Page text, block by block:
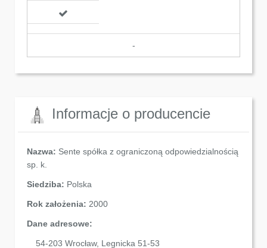
-
Informacje o producencie
Nazwa: Sente spółka z ograniczoną odpowiedzialnością
sp. k.
Siedziba: Polska
Rok założenia: 2000
Dane adresowe:
54-203 Wrocław, Legnicka 51-53